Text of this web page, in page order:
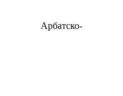
Арбатско-